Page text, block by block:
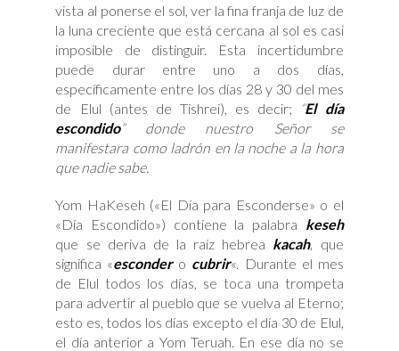
vista al ponerse el sol, ver la fina franja de luz de
la luna creciente que está cercana al sol es casi
imposible de distinguir. Esta incertidumbre
puede durar entre uno a dos días,
específicamente entre los días 28 y 30 del mes
de Elul (antes de Tishrei), es decir;
“El día
escondido” donde nuestro Señor se
manifestara como ladrón en la noche a la hora
que nadie sabe.
Yom HaKeseh («El Día para Esconderse» o el
«Día Escondido») contiene la palabra keseh
que se deriva de la raíz hebrea kacah, que
significa «esconder o cubrir«. Durante el mes
de Elul todos los días, se toca una trompeta
para advertir al pueblo que se vuelva al Eterno;
esto es, todos los días excepto el día 30 de Elul,
el día anterior a Yom Teruah. En ese día no se